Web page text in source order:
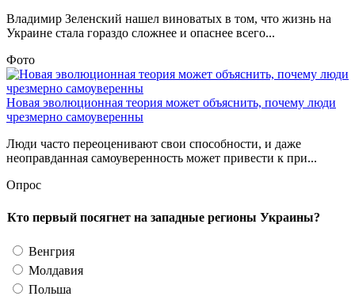
Владимир Зеленский нашел виноватых в том, что жизнь на
Украине стала гораздо сложнее и опаснее всего...
Фото
Новая эволюционная теория может объяснить, почему люди
чрезмерно самоуверенны
Люди часто переоценивают свои способности, и даже
неоправданная самоуверенность может привести к при...
Опрос
Кто первый посягнет на западные регионы Украины?
Венгрия
Молдавия
Польша